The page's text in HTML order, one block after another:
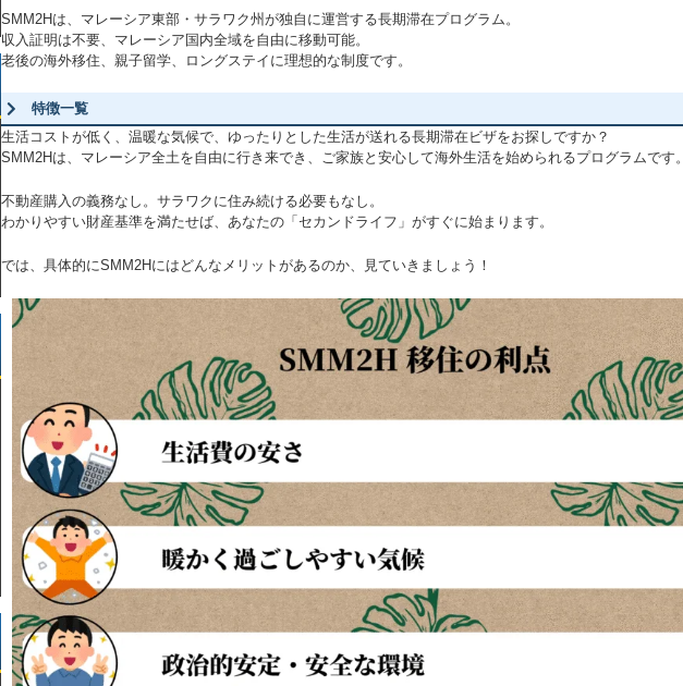
SMM2Hは、マレーシア東部・サラワク州が独自に運営する長期滞在プログラム。
収入証明は不要、マレーシア国内全域を自由に移動可能。
老後の海外移住、親子留学、ロングステイに理想的な制度です。
特徴一覧
生活コストが低く、温暖な気候で、ゆったりとした生活が送れる長期滞在ビザをお探しですか？
SMM2Hは、マレーシア全土を自由に行き来でき、ご家族と安心して海外生活を始められるプログラムです。
不動産購入の義務なし。サラワクに住み続ける必要もなし。
わかりやすい財産基準を満たせば、あなたの「セカンドライフ」がすぐに始まります。
では、具体的にSMM2Hにはどんなメリットがあるのか、見ていきましょう！